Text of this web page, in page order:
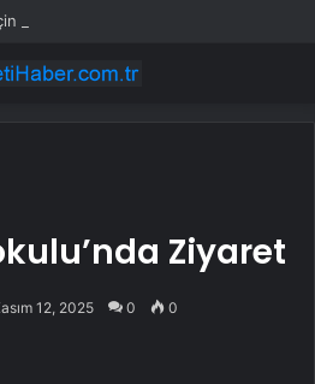
Ziyaret
12, 2025 0 0